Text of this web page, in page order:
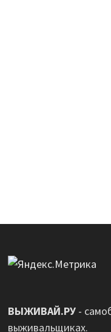
ВЫЖИВАЙ.РУ-
выживальщиках.